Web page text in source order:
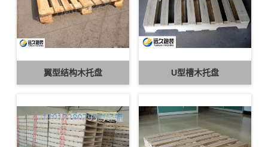
翼型结构木托盘 U型槽木托盘